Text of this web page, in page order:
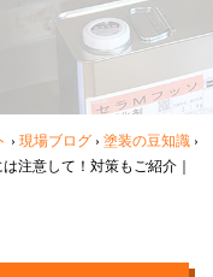
› 現場ブログ › 塗装の豆知識 ›
注意して！対策もご紹介｜